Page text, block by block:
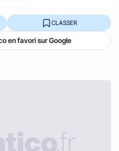
CLASSER
en favori sur Google